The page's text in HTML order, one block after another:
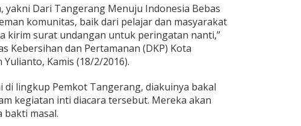
yakni Dari Tangerang Menuju Indonesia Bebas
komunitas, baik dari pelajar dan masyarakat
kirim surat undangan untuk peringatan nanti,”
Kebersihan dan Pertamanan (DKP) Kota
Kamis (18/2/2016).
di lingkup Pemkot Tangerang, diakuinya bakal
kegiatan inti diacara tersebut. Mereka akan
bakti masal.